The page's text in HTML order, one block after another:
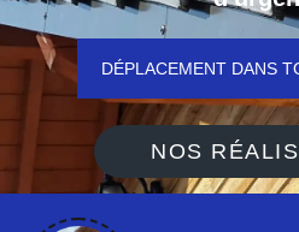
DÉPLACEMENT DANS
NOS